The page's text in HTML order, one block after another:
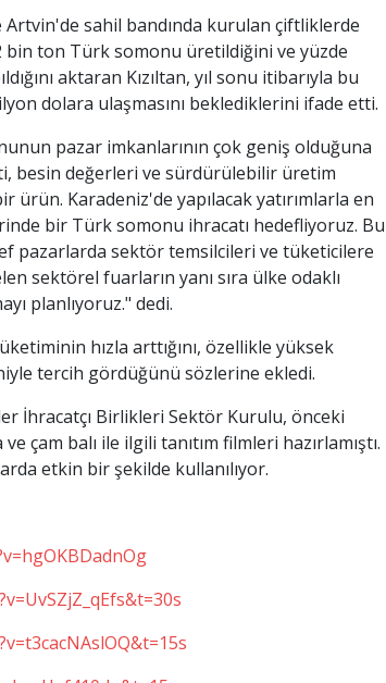
sahil bandında kurulan çiftliklerde
bin ton Türk somonu üretildiğini ve yüzde
aktaran Kızıltan, yıl sonu itibarıyla bu
dolara ulaşmasını beklediklerini ifade etti.
pazar imkanlarının çok geniş olduğuna
besin değerleri ve sürdürülebilir üretim
Karadeniz'de yapılacak yatırımlarla en
bir Türk somonu ihracatı hedefliyoruz. Bu
pazarlarda sektör temsilcileri ve tüketicilere
sektörel fuarların yanı sıra ülke odaklı
planlıyoruz." dedi.
hızla arttığını, özellikle yüksek
tercih gördüğünü sözlerine ekledi.
İhracatçı Birlikleri Sektör Kurulu, önceki
çam balı ile ilgili tanıtım filmleri hazırlamıştı.
etkin bir şekilde kullanılıyor.